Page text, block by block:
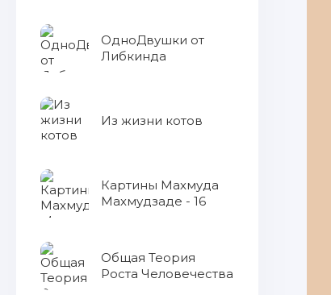
ОдноДвушки от
Либкинда
Из жизни котов
Картины Махмуда
Махмудзаде - 16
Общая Теория
Роста Человечества